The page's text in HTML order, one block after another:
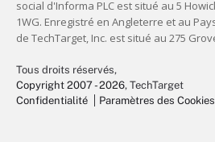
Tous droits réservés,
Copyright 2007 - 2026, TechTarget
Confidentialité
Paramètres des Cookies